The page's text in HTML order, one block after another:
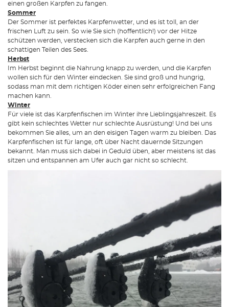
einen großen Karpfen zu fangen.
Sommer
Der Sommer ist perfektes Karpfenwetter, und es ist toll, an der
frischen Luft zu sein. So wie Sie sich (hoffentlich!) vor der Hitze
schützen werden, verstecken sich die Karpfen auch gerne in den
schattigen Teilen des Sees.
Herbst
Im Herbst beginnt die Nahrung knapp zu werden, und die Karpfen
wollen sich für den Winter eindecken. Sie sind groß und hungrig,
sodass man mit dem richtigen Köder einen sehr erfolgreichen Fang
machen kann.
Winter
Für viele ist das Karpfenfischen im Winter ihre Lieblingsjahreszeit. Es
gibt kein schlechtes Wetter nur schlechte Ausrüstung! Und bei uns
bekommen Sie alles, um an den eisigen Tagen warm zu bleiben. Das
Karpfenfischen ist für lange, oft über Nacht dauernde Sitzungen
bekannt. Man muss sich dabei in Geduld üben, aber meistens ist das
sitzen und entspannen am Ufer auch gar nicht so schlecht.